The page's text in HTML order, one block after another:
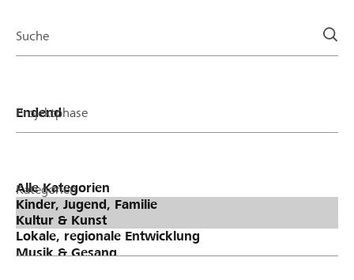
Suche
Projektphase
Kategorien